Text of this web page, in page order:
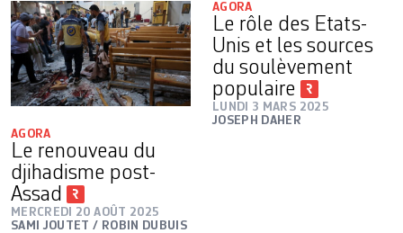
AGORA
Le renouveau du
djihadisme post-
Assad
MERCREDI 20 AOÛT 2025
SAMI JOUTET / ROBIN DUBUIS
AGORA
Le rôle des Etats-
Unis et les sources
du soulèvement
populaire
LUNDI 3 MARS 2025
JOSEPH DAHER